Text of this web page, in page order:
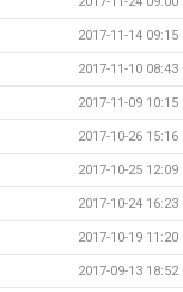
2017-11-14 09:15
2017-11-10 08:43
2017-11-09 10:15
2017-10-26 15:16
2017-10-25 12:09
2017-10-24 16:23
2017-10-19 11:20
2017-09-13 18:52